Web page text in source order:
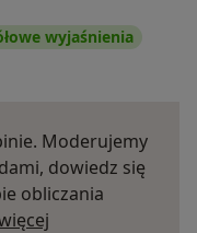
wyjaśnienia
Moderujemy
dowiedz się
obliczania